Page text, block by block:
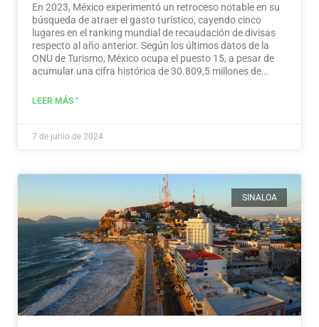
En 2023, México experimentó un retroceso notable en su
búsqueda de atraer el gasto turístico, cayendo cinco
lugares en el ranking mundial de recaudación de divisas
respecto al año anterior. Según los últimos datos de la
ONU de Turismo, México ocupa el puesto 15, a pesar de
acumular una cifra histórica de 30.809,5 millones de
LEER MÁS "
7 de junio de 2024
SINALOA